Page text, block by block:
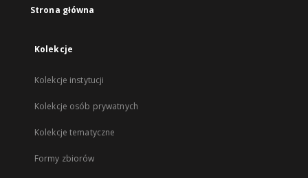
Strona główna
Kolekcje
Kolekcje instytucji
Kolekcje osób prywatnych
Kolekcje tematyczne
Formy zbiorów